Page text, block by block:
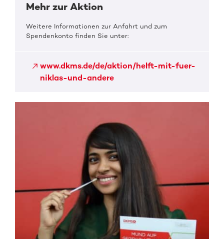
Mehr zur Aktion
Weitere Informationen zur Anfahrt und zum
Spendenkonto finden Sie unter:
www.dkms.de/de/aktion/helft-mit-fuer-
niklas-und-andere